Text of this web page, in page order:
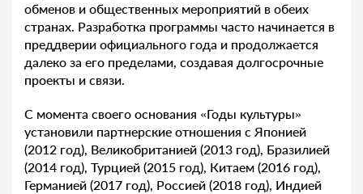
обменов и общественных мероприятий в обеих
странах. Разработка программы часто начинается в
преддверии официального года и продолжается
далеко за его пределами, создавая долгосрочные
проекты и связи.
С момента своего основания «Годы культуры»
установили партнерские отношения с Японией
(2012 год), Великобританией (2013 год), Бразилией
(2014 год), Турцией (2015 год), Китаем (2016 год),
Германией (2017 год), Россией (2018 год), Индией